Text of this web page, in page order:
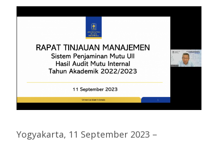
Yogyakarta, 11 September 2023 –